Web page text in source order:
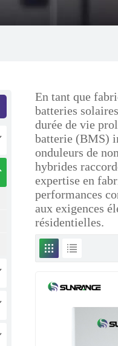
En tant que
batteries
durée de vie
batterie (BMS)
onduleurs de
hybrides
expertise en
performances
aux exigences
résidentielles.